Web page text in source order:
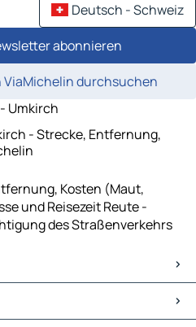
Deutsch - Schweiz
abonnieren
ViaMichelin durchsuchen
Umkirch
- Strecke, Entfernung,
Kosten (Maut,
und Reisezeit Reute -
des Straßenverkehrs